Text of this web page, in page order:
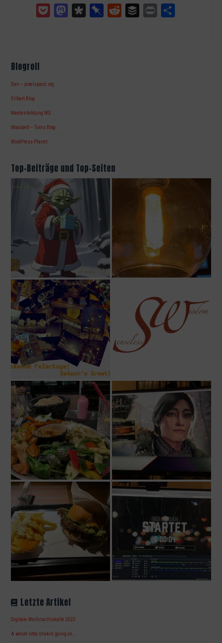
Pocket MastodonDiasporaPinboardReddit Buffer Print
Blogroll
Dan – pixelspace.org
Dilbert Blog
Medienbildung MD
Moosbett – Toms Blog
WordPress Planet
Top-Beiträge und Top-Seiten
Letzte Artikel
Digitale Weihnachtskarte 2023
A whole lotta shakin‘ going on…